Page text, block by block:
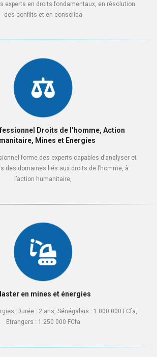
experts en droits fondamentaux, en résolution
des conflits et en consolida
Droits de l’homme, Action
Mines et Energies
forme des experts capables d’analyser et
des domaines liés aux droits de l’homme, à
l’action humanitaire,
en mines et énergies
Durée : 2 ans, Sénégalais : 1 000 000 FCfa,
Etrangers : 1 250 000 FCfa